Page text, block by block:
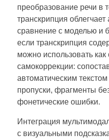
преобразование речи в
транскрипция
сравнение с моделью и
если транскрипция
можно использовать как
самокоррекции:
автоматическим
пропуски, фрагменты
фонетические ошибки.
Интеграция
с визуальными